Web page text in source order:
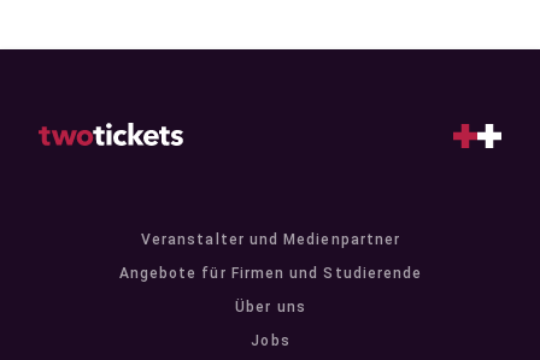
Veranstalter und Medienpartner
Angebote für Firmen und Studierende
Über uns
Jobs